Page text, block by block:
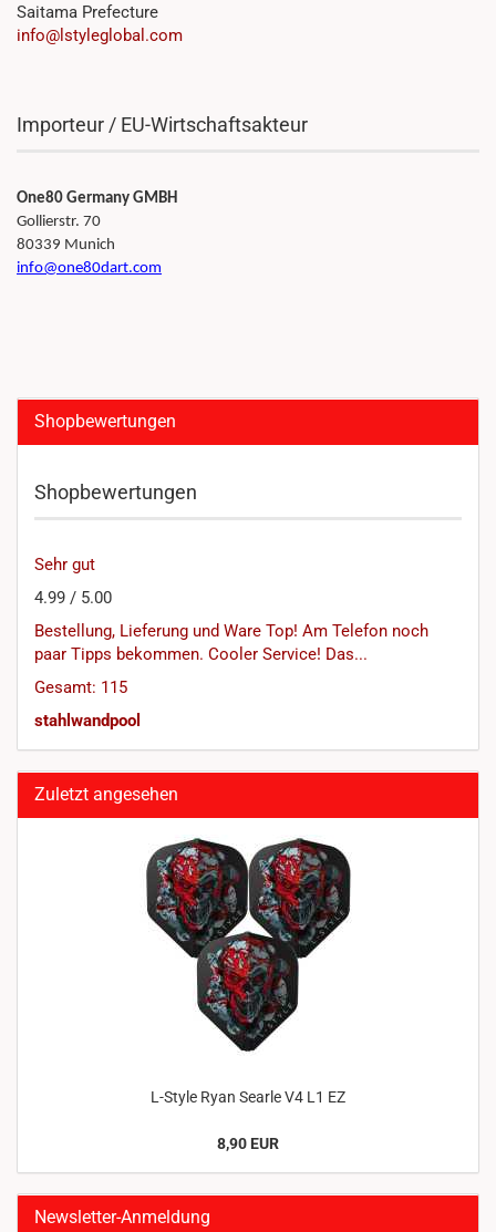
Saitama Prefecture
info@lstyleglobal.com
Importeur / EU-Wirtschaftsakteur
One80 Germany GMBH
Gollierstr. 70
80339 Munich
info@one80dart.com
Shopbewertungen
Shopbewertungen
Sehr gut
4.99 / 5.00
Bestellung, Lieferung und Ware Top! Am Telefon noch
paar Tipps bekommen. Cooler Service! Das...
Gesamt: 115
stahlwandpool
Zuletzt angesehen
L-Style Ryan Searle V4 L1 EZ
8,90 EUR
Newsletter-Anmeldung